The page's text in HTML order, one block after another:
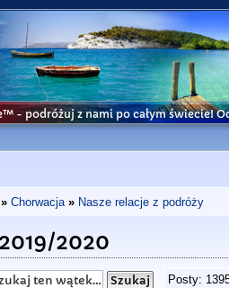
- podróżuj z nami po całym świecie!
» Chorwacja » Nasze relacje z podróży
2020
Posty: